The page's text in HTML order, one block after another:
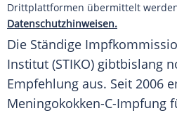
Drittplattformen übermittelt
Datenschutzhinweisen.
Die Ständige
Institut (STIKO) gibtbislang
Empfehlung aus. Seit 2006
Meningokokken-C-Impfung